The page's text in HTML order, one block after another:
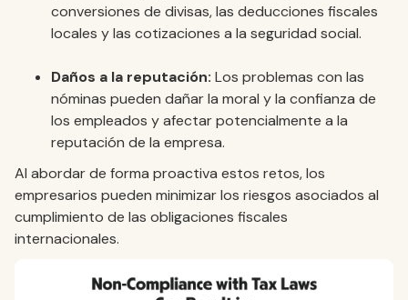
conversiones de divisas, las deducciones fiscales
locales y las cotizaciones a la seguridad social.
Daños a la reputación: Los problemas con las
nóminas pueden dañar la moral y la confianza de
los empleados y afectar potencialmente a la
reputación de la empresa.
Al abordar de forma proactiva estos retos, los
empresarios pueden minimizar los riesgos asociados al
cumplimiento de las obligaciones fiscales
internacionales.